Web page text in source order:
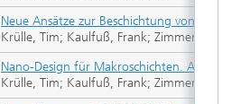
Neue Ansätze zur Beschichtung von
Krülle, Tim; Kaulfuß, Frank; Zimmer,
Nano-Design für Makroschichten.
Krülle, Tim; Kaulfuß, Frank; Zimmer,